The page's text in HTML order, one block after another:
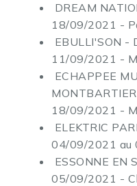
DREAM
18/09/2021 -
EBULLI'SON -
11/09/2021 -
ECHAPPEE
18/09/2021 -
ELEKTRIC
04/09/2021 au
ESSONNE EN
05/09/2021 -